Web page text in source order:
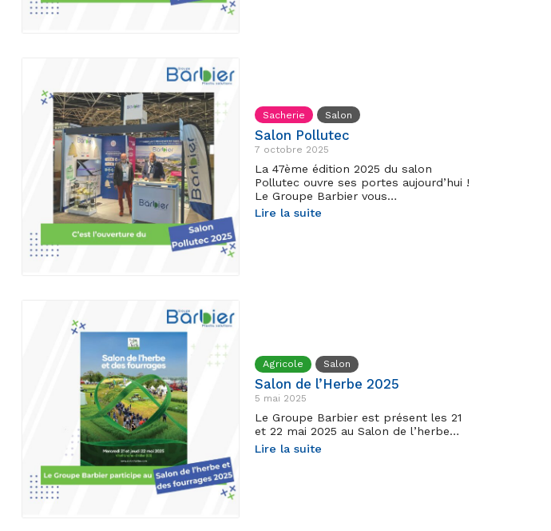
Sacherie Salon
Salon Pollutec
7 octobre 2025
La 47ème édition 2025 du salon
Pollutec ouvre ses portes aujourd’hui !
Le Groupe Barbier vous…
Lire la suite
Agricole Salon
Salon de l’Herbe 2025
5 mai 2025
Le Groupe Barbier est présent les 21
et 22 mai 2025 au Salon de l’herbe…
Lire la suite